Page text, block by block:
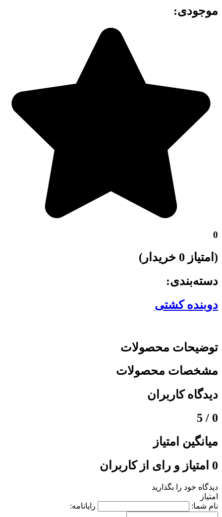
موجودی:
0
(امتیاز 0
خریدار)
دسته‌بندی:
دوبنده کشتی
توضیحات محصولات
مشخصات محصولات
دیدگاه کاربران
0
/ 5
میانگین امتیاز
0 امتیاز و رای از کاربران
دیدگاه خود را بگذارید
امتیاز
نام شما:
رایانامه: